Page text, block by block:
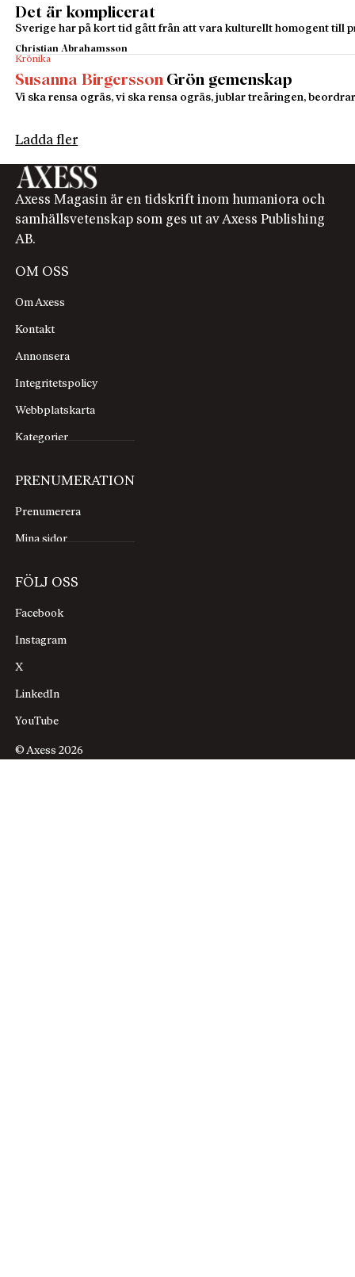
Det är komplicerat
Sverige har på kort tid gått från att vara kulturellt homogent till
Christian Abrahamsson
Krönika
Susanna Birgersson Grön gemenskap
Vi ska rensa ogräs, vi ska rensa ogräs, jublar treåringen,
Ladda fler
Axess Magasin är en tidskrift inom humaniora och
samhällsvetenskap som ges ut av Axess Publishing
AB.
OM OSS
Om Axess
Kontakt
Annonsera
Integritetspolicy
Webbplatskarta
Kategorier
PRENUMERATION
Prenumerera
Mina sidor
FÖLJ OSS
Facebook
Instagram
X
LinkedIn
YouTube
© Axess 2026